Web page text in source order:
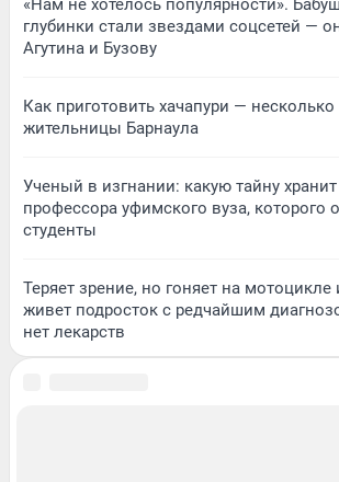
«Нам не хотелось популярности».
глубинки стали звездами соцсетей —
Агутина и Бузову
Как приготовить хачапури —
жительницы Барнаула
Ученый в изгнании: какую тайну
профессора уфимского вуза, которого
студенты
Теряет зрение, но гоняет на мотоцикле
живет подросток с редчайшим
нет лекарств